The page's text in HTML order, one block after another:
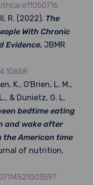
R. (2022). The
With Chronic
Evidence. JBMR
K., O'Brien, L. M.,
& Dunietz, G. L.
bedtime eating
and wake after
the American time
of nutrition,